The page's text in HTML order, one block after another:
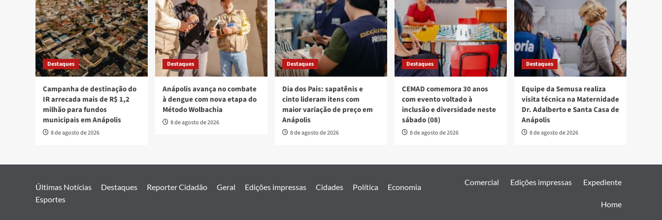
Destaques
Campanha de destinação do
IR arrecada mais de R$ 1,2
milhão para fundos
municipais em Anápolis
8 de agosto de 2026
Destaques
Anápolis avança no combate
à dengue com nova etapa do
Método Wolbachia
8 de agosto de 2026
Destaques
Dia dos Pais: sapatênis e
cinto lideram itens com
maior variação de preço em
Anápolis
8 de agosto de 2026
Destaques
CEMAD comemora 30 anos
com evento voltado à
inclusão e diversidade neste
sábado (08)
8 de agosto de 2026
Destaques
Equipe da Semusa realiza
visita técnica na Maternidade
Dr. Adalberto e Santa Casa de
Anápolis
8 de agosto de 2026
Últimas Notícias Destaques Reporter Cidadão Geral Edições impressas Cidades Política
Economia
Esportes
Comercial Edições impressas Expediente
Home